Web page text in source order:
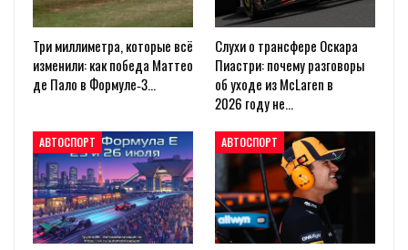
Три миллиметра, которые всё
изменили: как победа Маттео
де Пало в Формуле‑3…
Слухи о трансфере Оскара
Пиастри: почему разговоры
об уходе из McLaren в
2026 году не…
АВТОСПОРТ АВТОСПОРТ